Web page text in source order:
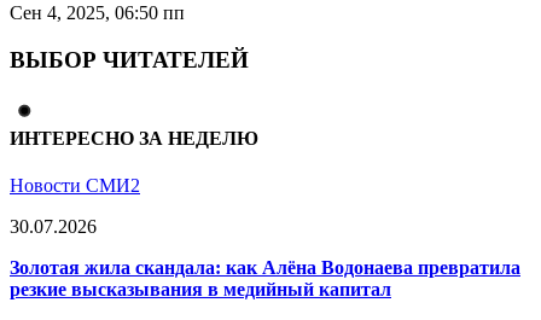
Сен 4, 2025, 06:50 пп
ВЫБОР ЧИТАТЕЛЕЙ
ИНТЕРЕСНО ЗА НЕДЕЛЮ
Новости СМИ2
30.07.2026
Золотая жила скандала: как Алёна Водонаева превратила
резкие высказывания в медийный капитал